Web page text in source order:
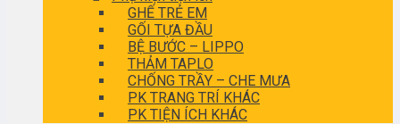
GHẾ TRẺ EM
GỐI TỰA ĐẦU
BỆ BƯỚC – LIPPO
THẢM TAPLO
CHỐNG TRẦY – CHE MƯA
PK TRANG TRÍ KHÁC
PK TIỆN ÍCH KHÁC